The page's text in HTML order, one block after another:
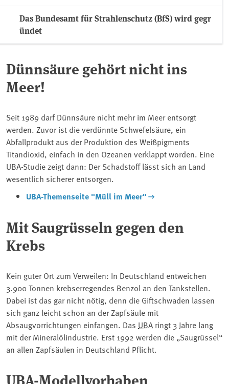
Das Bundesamt für Strahlenschutz (BfS) wird gegr
ündet
Dünnsäure gehört nicht ins
Meer!
Seit 1989 darf Dünnsäure nicht mehr im Meer entsorgt
werden. Zuvor ist die verdünnte Schwefelsäure, ein
Abfallprodukt aus der Produktion des Weißpigments
Titandioxid, einfach in den Ozeanen verklappt worden. Eine
UBA-Studie zeigt dann: Der Schadstoff lässt sich an Land
wesentlich sicherer entsorgen.
UBA-Themenseite "Müll im Meer"
Mit Saugrüsseln gegen den
Krebs
Kein guter Ort zum Verweilen: In Deutschland entweichen
3.900 Tonnen krebserregendes Benzol an den Tankstellen.
Dabei ist das gar nicht nötig, denn die Giftschwaden lassen
sich ganz leicht schon an der Zapfsäule mit
Absaugvorrichtungen einfangen. Das UBA ringt 3 Jahre lang
mit der Mineralölindustrie. Erst 1992 werden die „Saugrüssel“
an allen Zapfsäulen in Deutschland Pflicht.
UBA-Modellvorhaben